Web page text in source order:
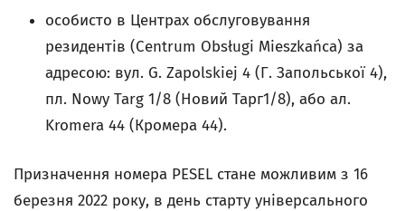
особисто в Центрах обслуговування
резидентів (Centrum Obsługi Mieszkańca) за
адресою: вул. G. Zapolskiej 4 (Г. Запольської 4),
пл. Nowy Targ 1/8 (Новий Тарг1/8), або ал.
Kromera 44 (Кромера 44).
Призначення номера PESEL стане можливим з 16
березня 2022 року, в день старту універсального